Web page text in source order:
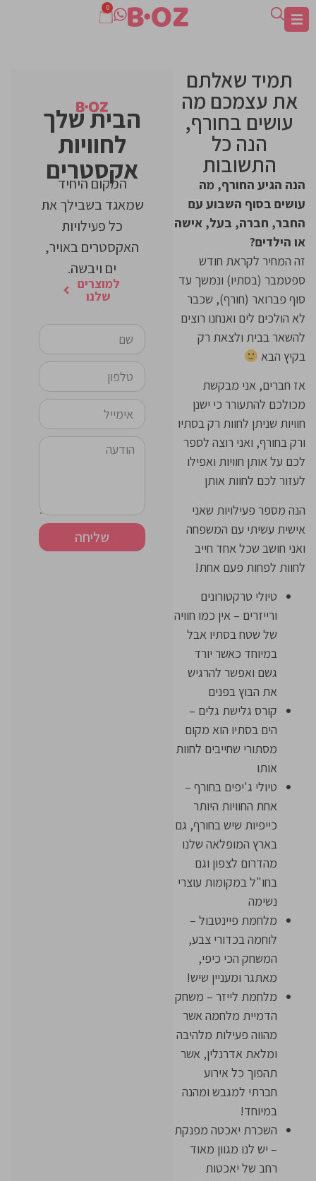
0
תמיד שאלתם
את עצמכם מה
עושים בחורף,
הנה כל
התשובות
הנה הגיע החורף, מה
עושים בסוף השבוע עם
החבר, חברה, בעל, אישה
או הילדים?
זה המחיר לקראת חודש
ספטמבר (בסתיו) ונמשך עד
סוף פברואר (חורף), שכבר
לא הולכים לים ואנחנו רוצים
להשאר בבית ולצאת רק
בקיץ הבא
אז חברים, אני מבקשת
מכולכם להתעורר כי ישנן
חוויות שניתן לחוות רק בסתיו
ורק בחורף, ואני רוצה לספר
לכם על אותן חוויות ואפילו
לעזור לכם לחוות אותן
הנה מספר פעילויות שאני
אישית עשיתי עם המשפחה
ואני חושב שכל אחד חייב
לחוות לפחות פעם אחת!
טיולי טרקטורונים
ורייזרים – אין כמו חוויה
של שטח בסתיו אבל
במיוחד כאשר יורד
גשם ואפשר להרגיש
את הבוץ בפנים
קורס גלישת גלים –
הים בסתיו הוא מקום
מסתורי שחייבים לחוות
אותו
טיולי ג'יפים בחורף –
אחת החוויות היותר
כייפיות שיש בחורף, גם
בארץ המופלאה שלנו
מהדרום לצפון וגם
בחו"ל במקומות עוצרי
נשימה
מלחמת פיינטבול –
לוחמה בכדורי צבע,
המשחק הכי כיפי,
מאתגר ומעניין שיש!
מלחמת לייזר – משחק
הדמיית מלחמה אשר
מהווה פעילות מלהיבה
ומלאת אדרנלין, אשר
תהפוך כל אירוע
חברתי למגבש ומהנה
במיוחד!
השכרת יאכטה מפנקת
– יש לנו מגוון מאוד
רחב של יאכטות
הבית שלך
לחוויות
אקסטרים
המקום היחיד
שמאגד בשבילך את
כל פעילויות
האקסטרים באויר,
ים ויבשה.
למוצרים
שלנו
שליחה